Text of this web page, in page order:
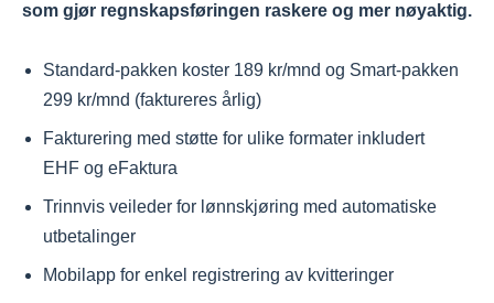
som gjør regnskapsføringen raskere og mer nøyaktig.
Standard-pakken koster 189 kr/mnd og Smart-pakken
299 kr/mnd (faktureres årlig)
Fakturering med støtte for ulike formater inkludert
EHF og eFaktura
Trinnvis veileder for lønnskjøring med automatiske
utbetalinger
Mobilapp for enkel registrering av kvitteringer